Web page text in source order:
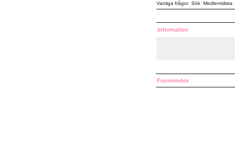
Vanliga frågor Sök Medlemslista
Information
Forumindex